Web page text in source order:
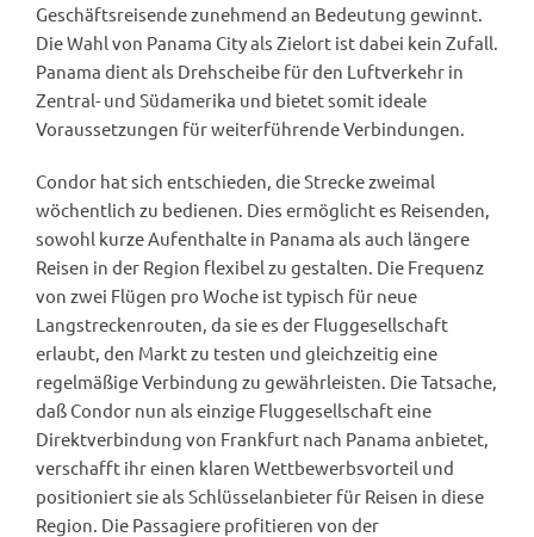
Geschäftsreisende zunehmend an Bedeutung gewinnt.
Die Wahl von Panama City als Zielort ist dabei kein Zufall.
Panama dient als Drehscheibe für den Luftverkehr in
Zentral- und Südamerika und bietet somit ideale
Voraussetzungen für weiterführende Verbindungen.
Condor hat sich entschieden, die Strecke zweimal
wöchentlich zu bedienen. Dies ermöglicht es Reisenden,
sowohl kurze Aufenthalte in Panama als auch längere
Reisen in der Region flexibel zu gestalten. Die Frequenz
von zwei Flügen pro Woche ist typisch für neue
Langstreckenrouten, da sie es der Fluggesellschaft
erlaubt, den Markt zu testen und gleichzeitig eine
regelmäßige Verbindung zu gewährleisten. Die Tatsache,
daß Condor nun als einzige Fluggesellschaft eine
Direktverbindung von Frankfurt nach Panama anbietet,
verschafft ihr einen klaren Wettbewerbsvorteil und
positioniert sie als Schlüsselanbieter für Reisen in diese
Region. Die Passagiere profitieren von der